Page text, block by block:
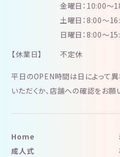
金曜日：10:00～
土曜日：8:00～
日曜日：8:00～
【休業日】
不定休
平日のOPEN時間は日によって
いただくか、店舗への確認をお願
Home
成人式